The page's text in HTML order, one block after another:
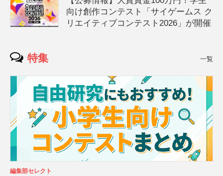
向け創作コンテスト「サイゲームス ク
リエイティブコンテスト2026」が開催
特集 一覧
編集部セレクト